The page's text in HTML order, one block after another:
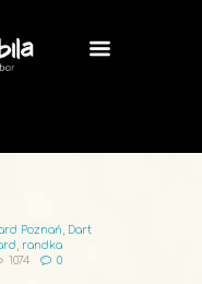
Poznań
Dart
randka
1074
0